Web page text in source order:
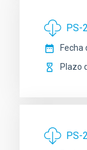
PS-
Fecha
Plazo
PS-